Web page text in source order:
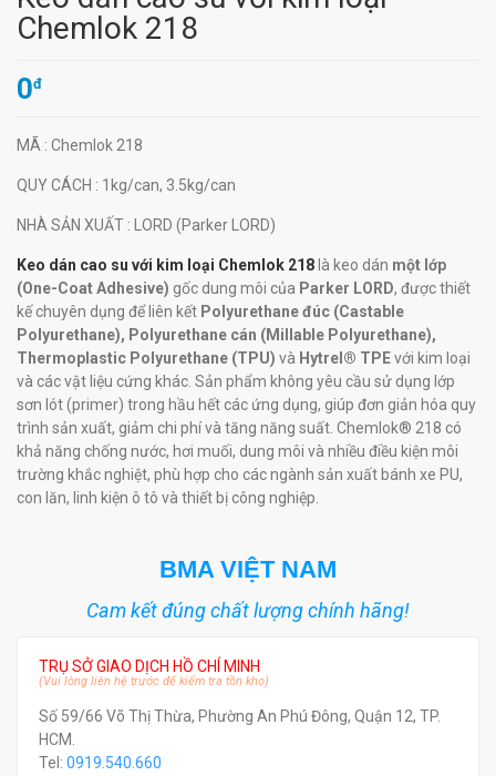
Chemlok 218
0đ
MÃ : Chemlok 218
QUY CÁCH : 1kg/can, 3.5kg/can
NHÀ SẢN XUẤT : LORD (Parker LORD)
Keo dán cao su với kim loại Chemlok 218 là keo dán một lớp
(One-Coat Adhesive) gốc dung môi của Parker LORD, được thiết
kế chuyên dụng để liên kết Polyurethane đúc (Castable
Polyurethane), Polyurethane cán (Millable Polyurethane),
Thermoplastic Polyurethane (TPU) và Hytrel® TPEvới kim loại
và các vật liệu cứng khác. Sản phẩm không yêu cầu sử dụng lớp
sơn lót (primer) trong hầu hết các ứng dụng, giúp đơn giản hóa quy
trình sản xuất, giảm chi phí và tăng năng suất. Chemlok® 218 có
khả năng chống nước, hơi muối, dung môi và nhiều điều kiện môi
trường khắc nghiệt, phù hợp cho các ngành sản xuất bánh xe PU,
con lăn, linh kiện ô tô và thiết bị công nghiệp.
BMA VIỆT NAM
Cam kết đúng chất lượng chính hãng!
TRỤ SỞ GIAO DỊCH HỒ CHÍ MINH
(Vui lòng liên hệ trước để kiểm tra tồn kho)
Số 59/66 Võ Thị Thừa, Phường An Phú Đông, Quận 12, TP.
HCM.
Tel: 0919.540.660